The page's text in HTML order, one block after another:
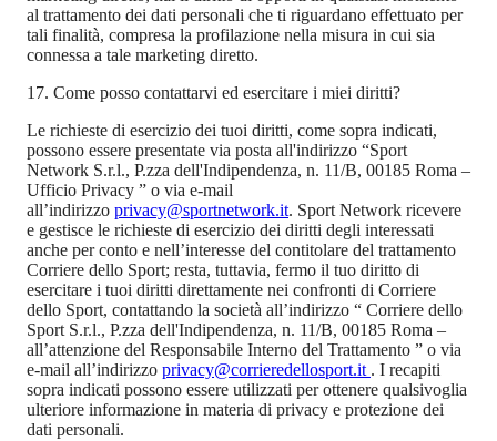
al trattamento dei dati personali che ti riguardano effettuato per
tali finalità, compresa la profilazione nella misura in cui sia
connessa a tale marketing diretto.
17. Come posso contattarvi ed esercitare i miei diritti?
Le richieste di esercizio dei tuoi diritti, come sopra indicati,
possono essere presentate via posta all'indirizzo “Sport
Network S.r.l., P.zza dell'Indipendenza, n. 11/B, 00185 Roma –
Ufficio Privacy ” o via e-mail
all’indirizzo privacy@sportnetwork.it. Sport Network ricevere
e gestisce le richieste di esercizio dei diritti degli interessati
anche per conto e nell’interesse del contitolare del trattamento
Corriere dello Sport; resta, tuttavia, fermo il tuo diritto di
esercitare i tuoi diritti direttamente nei confronti di Corriere
dello Sport, contattando la società all’indirizzo “ Corriere dello
Sport S.r.l., P.zza dell'Indipendenza, n. 11/B, 00185 Roma –
all’attenzione del Responsabile Interno del Trattamento ” o via
e-mail all’indirizzo privacy@corrieredellosport.it . I recapiti
sopra indicati possono essere utilizzati per ottenere qualsivoglia
ulteriore informazione in materia di privacy e protezione dei
dati personali.